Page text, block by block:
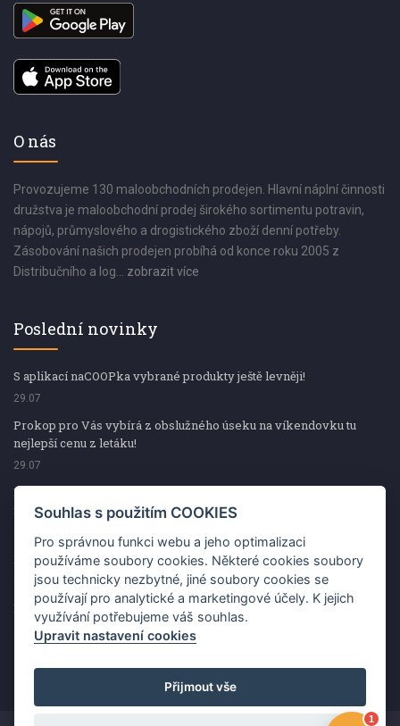
O nás
Provozujeme 130 maloobchodních prodejen. Hlavní náplní činnosti
družstva je maloobchodní prodej širokého sortimentu potravin,
nápojů, průmyslového a drogistického zboží denní potřeby.
Zásobování našich prodejen probíhá od konce roku 2005 z
Distribučního a log... zobrazit více
Poslední novinky
S aplikací naCOOPka vybrané produkty ještě levněji!
29.07
Prokop pro Vás vybírá z obslužného úseku na víkendovku tu
nejlepší cenu z letáku!
29.07
Prokop pro Vás vybírá z obslužného úseku na víkendovku tu
nejlepší cenu z letáku!
Kup špekáčky od Váhaly a vyhraj s naCOOPkou sekerku Fiskars
29.07
Prokop pro Vás vybírá na víkendovku ty nejlepší ceny z letáku!
29.07
Souhlas s použitím COOKIES
Pro správnou funkci webu a jeho optimalizaci
používáme soubory cookies. Některé cookies soubory
jsou technicky nezbytné, jiné soubory cookies se
používají pro analytické a marketingové účely. K jejich
využívání potřebujeme váš souhlas.
Upravit nastavení cookies
Přijmout vše